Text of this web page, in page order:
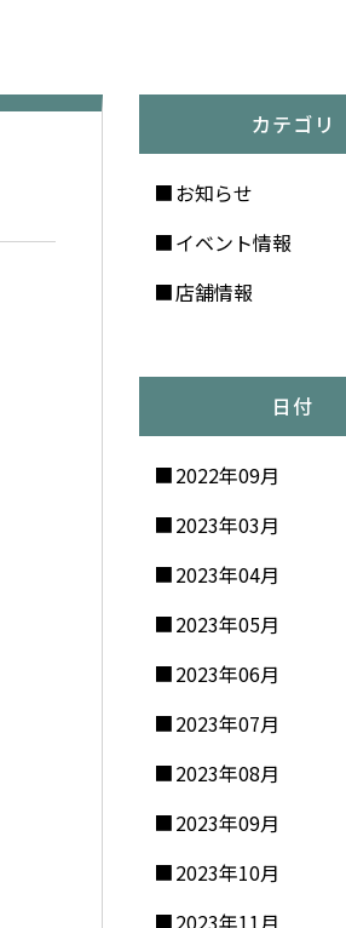
カテゴリ
お知らせ
イベント情報
店舗情報
日付
2022年09月
2023年03月
2023年04月
2023年05月
2023年06月
2023年07月
2023年08月
2023年09月
2023年10月
2023年11月